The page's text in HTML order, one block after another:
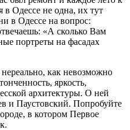
в Одессе не одна, их тут
в Одессе на вопрос:
«А сколько Вам
портреты на фасадах
как невозможно
яркость,
архитектуры. О ней
и Паустовский. Попробуйте
в котором Первое